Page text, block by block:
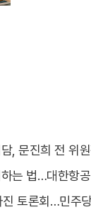
, 문진희 전 위
는 법…대한항
토론회…민주